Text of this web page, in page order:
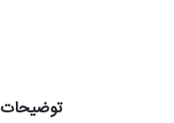
توضیحات